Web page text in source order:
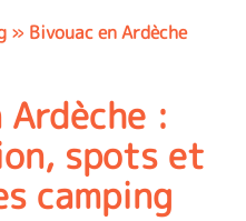
» Bivouac en Ardèche
Ardèche :
spots et
camping